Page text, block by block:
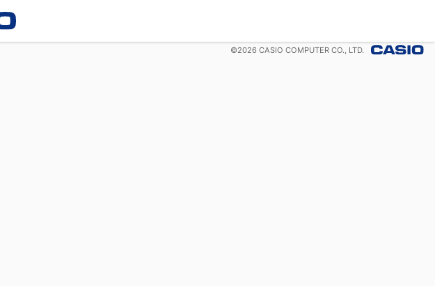
©2026 CASIO COMPUTER CO., LTD.